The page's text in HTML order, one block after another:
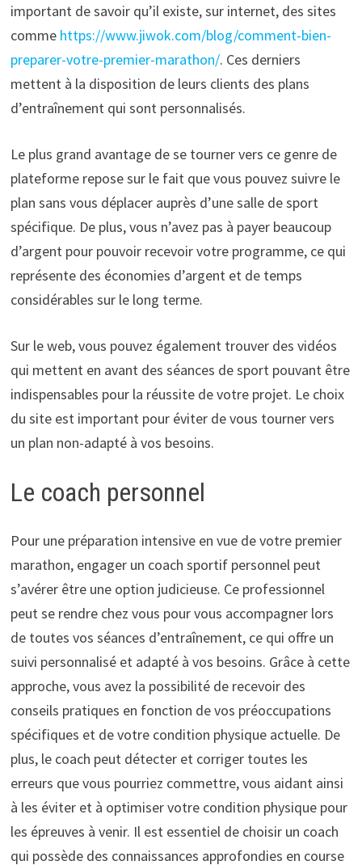
important de savoir qu’il existe, sur internet, des sites
comme https://www.jiwok.com/blog/comment-bien-
preparer-votre-premier-marathon/. Ces derniers
mettent à la disposition de leurs clients des plans
d’entraînement qui sont personnalisés.
Le plus grand avantage de se tourner vers ce genre de
plateforme repose sur le fait que vous pouvez suivre le
plan sans vous déplacer auprès d’une salle de sport
spécifique. De plus, vous n’avez pas à payer beaucoup
d’argent pour pouvoir recevoir votre programme, ce qui
représente des économies d’argent et de temps
considérables sur le long terme.
Sur le web, vous pouvez également trouver des vidéos
qui mettent en avant des séances de sport pouvant être
indispensables pour la réussite de votre projet. Le choix
du site est important pour éviter de vous tourner vers
un plan non-adapté à vos besoins.
Le coach personnel
Pour une préparation intensive en vue de votre premier
marathon, engager un coach sportif personnel peut
s’avérer être une option judicieuse. Ce professionnel
peut se rendre chez vous pour vous accompagner lors
de toutes vos séances d’entraînement, ce qui offre un
suivi personnalisé et adapté à vos besoins. Grâce à cette
approche, vous avez la possibilité de recevoir des
conseils pratiques en fonction de vos préoccupations
spécifiques et de votre condition physique actuelle. De
plus, le coach peut détecter et corriger toutes les
erreurs que vous pourriez commettre, vous aidant ainsi
à les éviter et à optimiser votre condition physique pour
les épreuves à venir. Il est essentiel de choisir un coach
qui possède des connaissances approfondies en course